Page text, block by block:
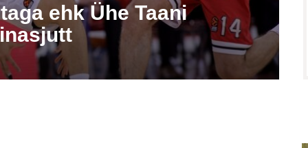
ehk Ühe Taani